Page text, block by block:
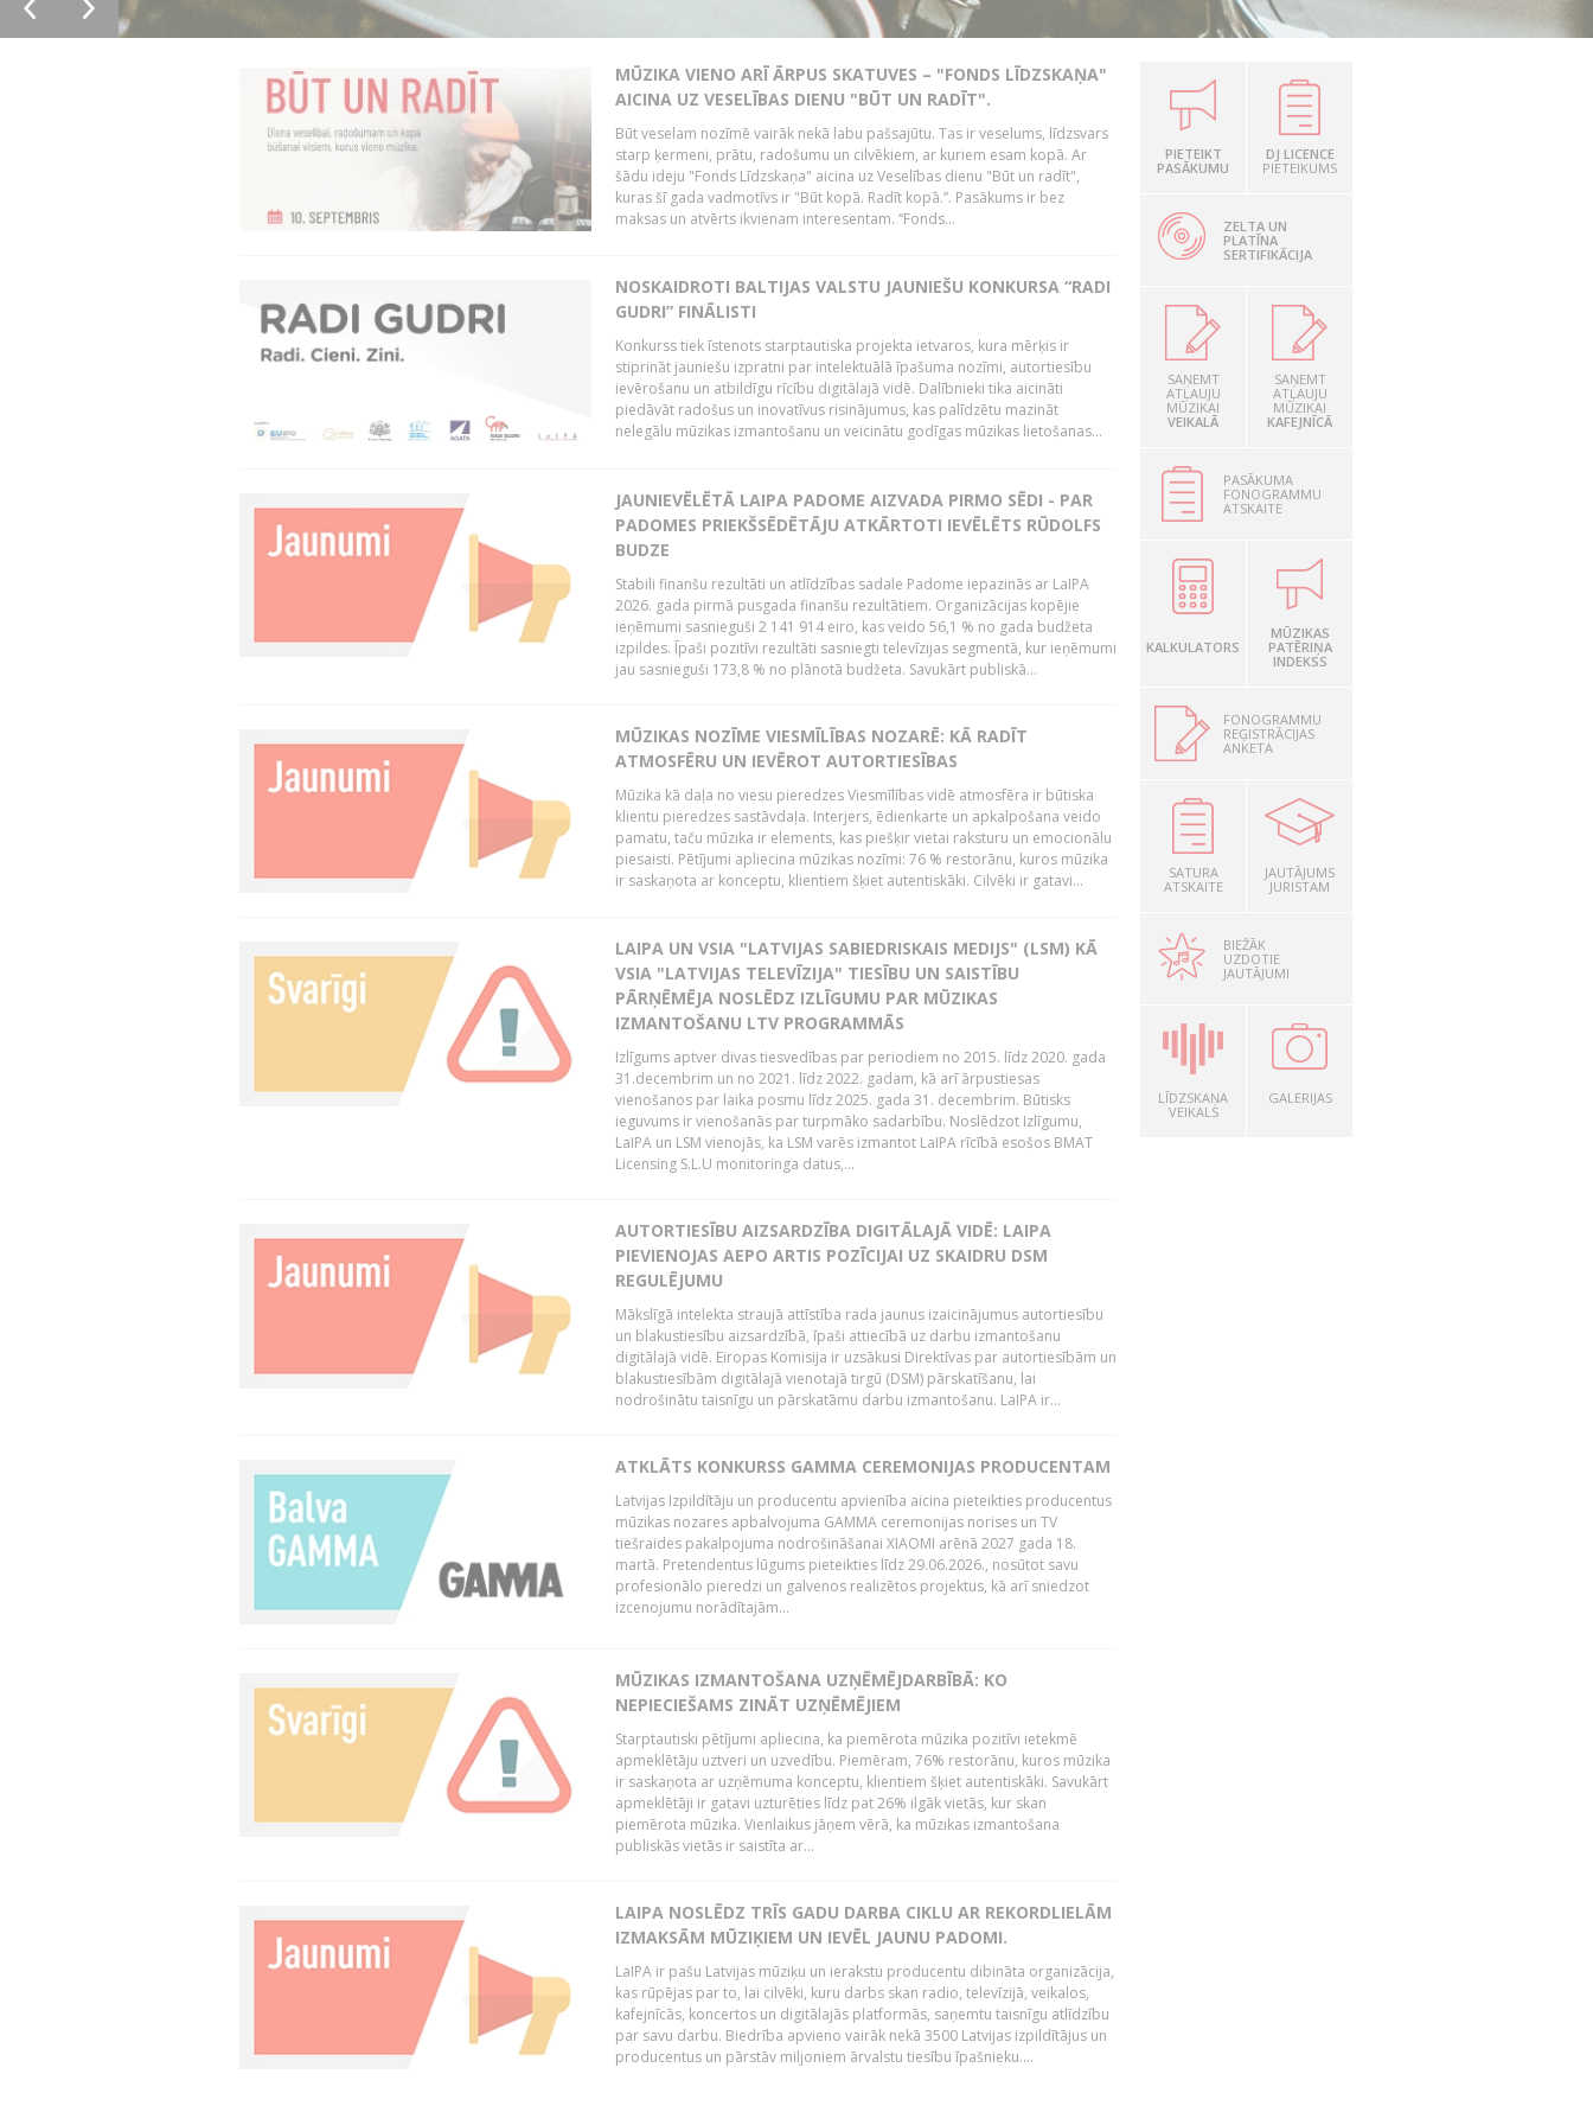
MŪZIKA VIENO ARĪ ĀRPUS SKATUVES – "FONDS LĪDZSKAŅA"
AICINA UZ VESELĪBAS DIENU "BŪT UN RADĪT".
Būt veselam nozīmē vairāk nekā labu pašsajūtu. Tas ir veselums, līdzsvars
starp ķermeni, prātu, radošumu un cilvēkiem, ar kuriem esam kopā. Ar
šādu ideju "Fonds Līdzskaņa" aicina uz Veselības dienu "Būt un radīt",
kuras šī gada vadmotīvs ir "Būt kopā. Radīt kopā.”. Pasākums ir bez
maksas un atvērts ikvienam interesentam. “Fonds...
NOSKAIDROTI BALTIJAS VALSTU JAUNIEŠU KONKURSA “RADI
GUDRI” FINĀLISTI
Konkurss tiek īstenots starptautiska projekta ietvaros, kura mērķis ir
stiprināt jauniešu izpratni par intelektuālā īpašuma nozīmi, autortiesību
ievērošanu un atbildīgu rīcību digitālajā vidē. Dalībnieki tika aicināti
piedāvāt radošus un inovatīvus risinājumus, kas palīdzētu mazināt
nelegālu mūzikas izmantošanu un veicinātu godīgas mūzikas lietošanas...
JAUNIEVĒLĒTĀ LAIPA PADOME AIZVADA PIRMO SĒDI - PAR
PADOMES PRIEKŠSĒDĒTĀJU ATKĀRTOTI IEVĒLĒTS RŪDOLFS
BUDZE
Stabili finanšu rezultāti un atlīdzības sadale Padome iepazinās ar LaIPA
2026. gada pirmā pusgada finanšu rezultātiem. Organizācijas kopējie
ieņēmumi sasnieguši 2 141 914 eiro, kas veido 56,1 % no gada budžeta
izpildes. Īpaši pozitīvi rezultāti sasniegti televīzijas segmentā, kur ieņēmumi
jau sasnieguši 173,8 % no plānotā budžeta. Savukārt publiskā...
MŪZIKAS NOZĪME VIESMĪLĪBAS NOZARĒ: KĀ RADĪT
ATMOSFĒRU UN IEVĒROT AUTORTIESĪBAS
Mūzika kā daļa no viesu pieredzes Viesmīlības vidē atmosfēra ir būtiska
klientu pieredzes sastāvdaļa. Interjers, ēdienkarte un apkalpošana veido
pamatu, taču mūzika ir elements, kas piešķir vietai raksturu un emocionālu
piesaisti. Pētījumi apliecina mūzikas nozīmi: 76 % restorānu, kuros mūzika
ir saskaņota ar konceptu, klientiem šķiet autentiskāki. Cilvēki ir gatavi...
LAIPA UN VSIA "LATVIJAS SABIEDRISKAIS MEDIJS" (LSM) KĀ
VSIA "LATVIJAS TELEVĪZIJA" TIESĪBU UN SAISTĪBU
PĀRŅĒMĒJA NOSLĒDZ IZLĪGUMU PAR MŪZIKAS
IZMANTOŠANU LTV PROGRAMMĀS
Izlīgums aptver divas tiesvedības par periodiem no 2015. līdz 2020. gada
31.decembrim un no 2021. līdz 2022. gadam, kā arī ārpustiesas
vienošanos par laika posmu līdz 2025. gada 31. decembrim. Būtisks
ieguvums ir vienošanās par turpmāko sadarbību. Noslēdzot Izlīgumu,
LaIPA un LSM vienojās, ka LSM varēs izmantot LaIPA rīcībā esošos BMAT
Licensing S.L.U monitoringa datus,...
AUTORTIESĪBU AIZSARDZĪBA DIGITĀLAJĀ VIDĒ: LAIPA
PIEVIENOJAS AEPO ARTIS POZĪCIJAI UZ SKAIDRU DSM
REGULĒJUMU
Mākslīgā intelekta straujā attīstība rada jaunus izaicinājumus autortiesību
un blakustiesību aizsardzībā, īpaši attiecībā uz darbu izmantošanu
digitālajā vidē. Eiropas Komisija ir uzsākusi Direktīvas par autortiesībām un
blakustiesībām digitālajā vienotajā tirgū (DSM) pārskatīšanu, lai
nodrošinātu taisnīgu un pārskatāmu darbu izmantošanu. LaIPA ir...
ATKLĀTS KONKURSS GAMMA CEREMONIJAS PRODUCENTAM
Latvijas Izpildītāju un producentu apvienība aicina pieteikties producentus
mūzikas nozares apbalvojuma GAMMA ceremonijas norises un TV
tiešraides pakalpojuma nodrošināšanai XIAOMI arēnā 2027 gada 18.
martā. Pretendentus lūgums pieteikties līdz 29.06.2026., nosūtot savu
profesionālo pieredzi un galvenos realizētos projektus, kā arī sniedzot
izcenojumu norādītajām...
MŪZIKAS IZMANTOŠANA UZŅĒMĒJDARBĪBĀ: KO
NEPIECIEŠAMS ZINĀT UZŅĒMĒJIEM
Starptautiski pētījumi apliecina, ka piemērota mūzika pozitīvi ietekmē
apmeklētāju uztveri un uzvedību. Piemēram, 76% restorānu, kuros mūzika
ir saskaņota ar uzņēmuma konceptu, klientiem šķiet autentiskāki. Savukārt
apmeklētāji ir gatavi uzturēties līdz pat 26% ilgāk vietās, kur skan
piemērota mūzika. Vienlaikus jāņem vērā, ka mūzikas izmantošana
publiskās vietās ir saistīta ar...
LAIPA NOSLĒDZ TRĪS GADU DARBA CIKLU AR REKORDLIELĀM
IZMAKSĀM MŪZIĶIEM UN IEVĒL JAUNU PADOMI.
LaIPA ir pašu Latvijas mūziķu un ierakstu producentu dibināta organizācija,
kas rūpējas par to, lai cilvēki, kuru darbs skan radio, televīzijā, veikalos,
kafejnīcās, koncertos un digitālajās platformās, saņemtu taisnīgu atlīdzību
par savu darbu. Biedrība apvieno vairāk nekā 3500 Latvijas izpildītājus un
producentus un pārstāv miljoniem ārvalstu tiesību īpašnieku....
PIETEIKT
PASĀKUMU
DJ LICENCE
PIETEIKUMS
ZELTA UN
PLATĪNA
SERTIFIKĀCIJA
SAŅEMT
ATĻAUJU
MŪZIKAI
VEIKALĀ
SAŅEMT
ATĻAUJU
MŪZIKAI
KAFEJNĪCĀ
PASĀKUMA
FONOGRAMMU
ATSKAITE
KALKULATORS
MŪZIKAS
PATĒRIŅA
INDEKSS
FONOGRAMMU
REĢISTRĀCIJAS
ANKETA
SATURA
ATSKAITE
JAUTĀJUMS
JURISTAM
BIEŽĀK
UZDOTIE
JAUTĀJUMI
LĪDZSKAŅA
VEIKALS
GALERIJAS